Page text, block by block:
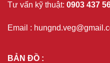
Tư vấn kỹ thuật: 0903 437
Email :
BẢN ĐỒ :